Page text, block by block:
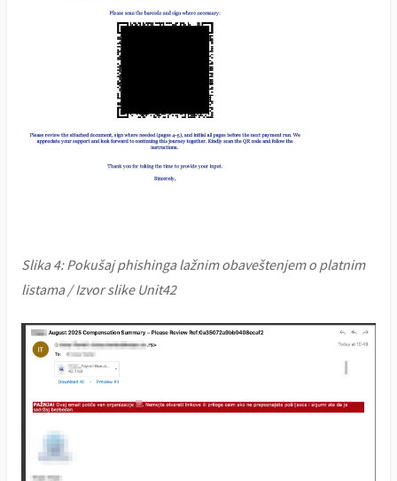
Slika 4: Pokušaj phishinga lažnim obaveštenjem o platnim
listama / Izvor slike Unit42